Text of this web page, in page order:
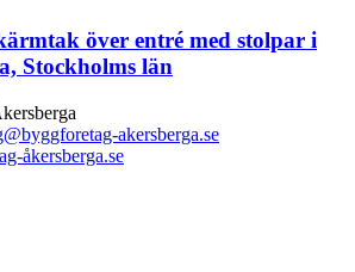
över entré med stolpar i
Stockholms län
akersberga.se
åkersberga.se